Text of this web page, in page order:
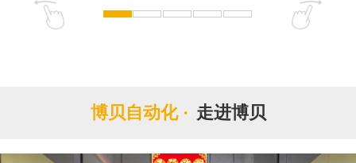
博贝自动化 · 走进博贝